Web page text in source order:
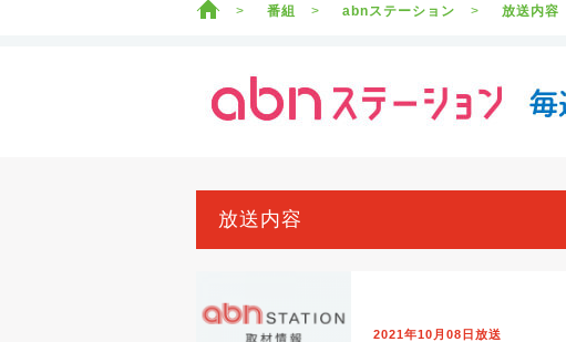
ホーム 番組 abnステーション 放送内容
放送内容
2021年10月08日放送